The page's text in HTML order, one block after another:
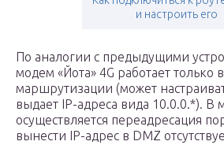
и настроить его
По аналогии с предыдущими
модем «Йота» 4G работает только
маршрутизации (может
выдает IP-адреса вида 10.0.0.*). В
осуществляется переадресация
вынести IP-адрес в DMZ